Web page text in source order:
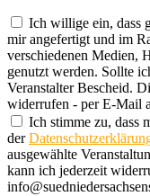
Ich willige ein, dass
mir angefertigt und im
verschiedenen Medien,
genutzt werden. Sollte
Veranstalter Bescheid.
widerrufen - per E-Mail
Ich stimme zu, dass
der
ausgewählte
kann ich jederzeit